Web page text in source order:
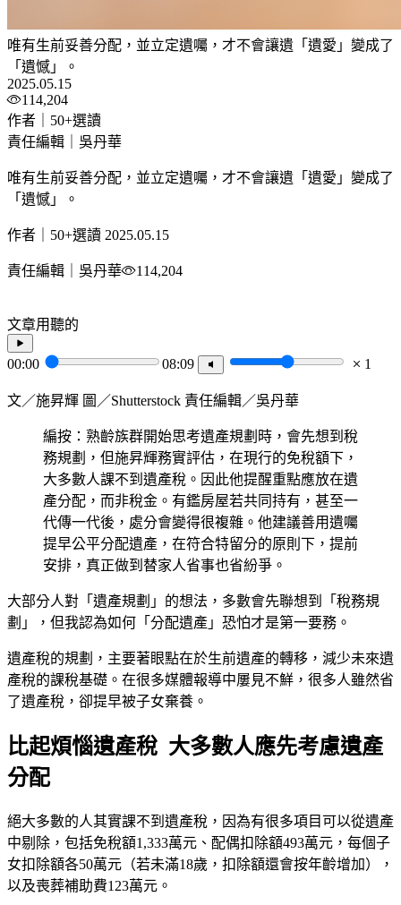
唯有生前妥善分配，並立定遺囑，才不會讓遺「遺愛」變成了
「遺憾」。
2025.05.15
114,204
作者｜50+選讀
責任編輯｜吳丹華
唯有生前妥善分配，並立定遺囑，才不會讓遺「遺愛」變成了
「遺憾」。
作者｜50+選讀 2025.05.15
責任編輯｜吳丹華 114,204
文章用聽的
00:00 08:09 1
文／施昇輝 圖／Shutterstock 責任編輯／吳丹華
編按：熟齡族群開始思考遺產規劃時，會先想到稅
務規劃，但施昇輝務實評估，在現行的免稅額下，
大多數人課不到遺產稅。因此他提醒重點應放在遺
產分配，而非稅金。有鑑房屋若共同持有，甚至一
代傳一代後，處分會變得很複雜。他建議善用遺囑
提早公平分配遺產，在符合特留分的原則下，提前
安排，真正做到替家人省事也省紛爭。
大部分人對「遺產規劃」的想法，多數會先聯想到「稅務規
劃」，但我認為如何「分配遺產」恐怕才是第一要務。
遺產稅的規劃，主要著眼點在於生前遺產的轉移，減少未來遺
產稅的課稅基礎。在很多媒體報導中屢見不鮮，很多人雖然省
了遺產稅，卻提早被子女棄養。
比起煩惱遺產稅 大多數人應先考慮遺產
分配
絕大多數的人其實課不到遺產稅，因為有很多項目可以從遺產
中剔除，包括免稅額1,333萬元、配偶扣除額493萬元，每個子
女扣除額各50萬元（若未滿18歲，扣除額還會按年齡增加），
以及喪葬補助費123萬元。